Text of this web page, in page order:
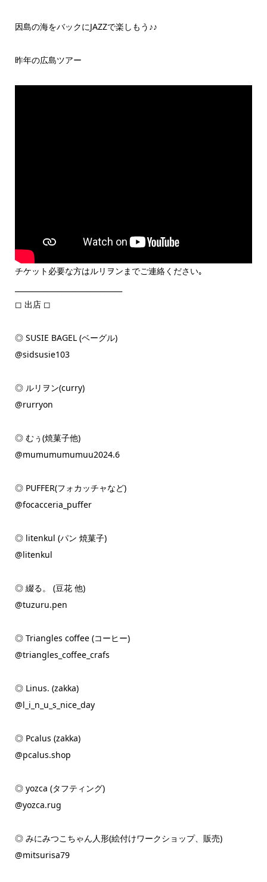
因島の海をバックにJAZZで楽しもう♪♪
昨年の広島ツアー
チケット必要な方はルリヲンまでご連絡ください｡
◻︎ 出店 ◻︎
◎ SUSIE BAGEL (ベーグル)
@sidsusie103
◎ ルリヲン(curry)
@rurryon
◎ むぅ(焼菓子他)
@mumumumumuu2024.6
◎ PUFFER(フォカッチャなど)
@focacceria_puffer
◎ litenkul (パン 焼菓子)
@litenkul
◎ 綴る。 (豆花 他)
@tuzuru.pen
◎ Triangles coffee (コーヒー)
@triangles_coffee_crafs
◎ Linus. (zakka)
@l_i_n_u_s_nice_day
◎ Pcalus (zakka)
@pcalus.shop
◎ yozca (タフティング)
@yozca.rug
◎ みにみつこちゃん人形(絵付けワークショップ、販売)
@mitsurisa79